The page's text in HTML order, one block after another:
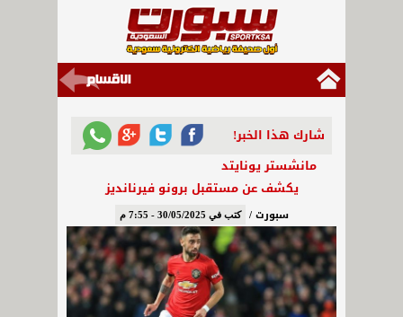
شارك هذا الخبر!
مانشستر يونايتد
يكشف عن مستقبل برونو فيرنانديز
سبورت / كتب في 30/05/2025 - 7:55 م